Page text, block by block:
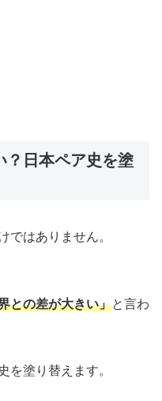
？日本ペア史を塗
ではありません。
との差が大きい」と言わ
を塗り替えます。